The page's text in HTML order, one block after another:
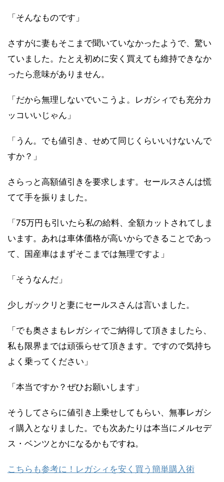
「そんなものです」
さすがに妻もそこまで聞いていなかったようで、驚い
ていました。たとえ初めに安く買えても維持できなか
ったら意味がありません。
「だから無理しないでいこうよ。レガシィでも充分カ
ッコいいじゃん」
「うん。でも値引き、せめて同じくらいいけないんで
すか？」
さらっと高額値引きを要求します。セールスさんは慌
てて手を振りました。
「75万円も引いたら私の給料、全額カットされてしま
います。あれは車体価格が高いからできることであっ
て、国産車はまずそこまでは無理ですよ」
「そうなんだ」
少しガックリと妻にセールスさんは言いました。
「でも奥さまもレガシィでご納得して頂きましたら、
私も限界までは頑張らせて頂きます。ですので気持ち
よく乗ってください」
「本当ですか？ぜひお願いします」
そうしてさらに値引き上乗せしてもらい、無事レガシ
ィ購入となりました。でも次あたりは本当にメルセデ
ス・ベンツとかになるかもですね。
こちらも参考に！レガシィを安く買う簡単購入術